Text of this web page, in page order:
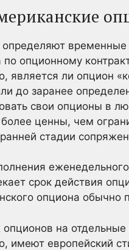
по опционному
является ли опцион
до заранее
свои опционы в
ценны, чем
стадии
срок действия
опциона обычно
на
имеют европейский